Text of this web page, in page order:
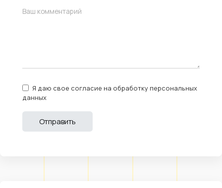
Я даю свое согласие на обработку персональных
данных